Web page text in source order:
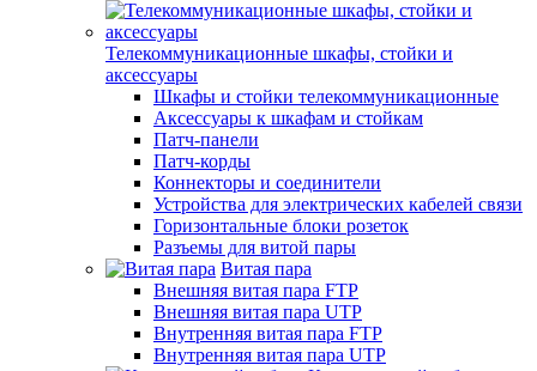
Телекоммуникационные шкафы, стойки и
аксессуары
Шкафы и стойки телекоммуникационные
Аксессуары к шкафам и стойкам
Патч-панели
Патч-корды
Коннекторы и соединители
Устройства для электрических кабелей связи
Горизонтальные блоки розеток
Разъемы для витой пары
Витая пара
Внешняя витая пара FTP
Внешняя витая пара UTP
Внутренняя витая пара FTP
Внутренняя витая пара UTP